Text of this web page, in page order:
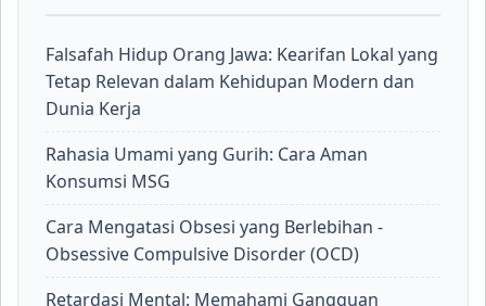
Falsafah Hidup Orang Jawa: Kearifan Lokal yang
Tetap Relevan dalam Kehidupan Modern dan
Dunia Kerja
Rahasia Umami yang Gurih: Cara Aman
Konsumsi MSG
Cara Mengatasi Obsesi yang Berlebihan -
Obsessive Compulsive Disorder (OCD)
Retardasi Mental: Memahami Gangguan